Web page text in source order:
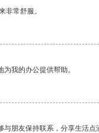
非常舒服。
我的办公提供帮助。
朋友保持联系，分享生活点